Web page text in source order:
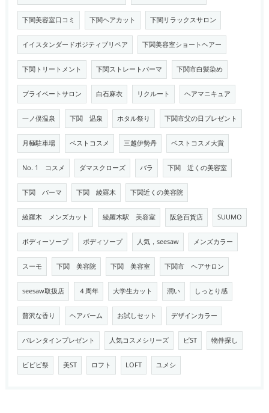
下関美容室口コミ 下関ヘアカット 下関リラックスサロン
イイスタンダードポジティブリペア 下関美容室ショートヘアー
下関トリートメント 下関ストレートパーマ 下関市白髪染め
プライベートサロン 白石麻衣 リクルート ヘアマニキュア
一ノ俣温泉 下関 温泉 ホタル祭り 下関市父の日プレゼント
月極駐車場 ベストコスメ 三越伊勢丹 ベストコスメ大賞
No. 1 コスメ ダマスクローズ バラ 下関 近くの美容室
下関 パーマ 下関 綾羅木 下関近くの美容院
綾羅木 メンズカット 綾羅木駅 美容室 阪急百貨店 SUUMO
ボディーソープ ボディソープ 人気，seesaw メンズカラー
スーモ 下関 美容院 下関 美容室 下関市 ヘアサロン
seesaw取扱店 ４周年 大学生カット 潤い しっとり感
贅沢な香り ヘアバーム お試しセット デザインカラー
バレンタインプレゼント 人気コスメシリーズ ビST 物件探し
ビビビ祭 美ST ロフト LOFT ユメシ